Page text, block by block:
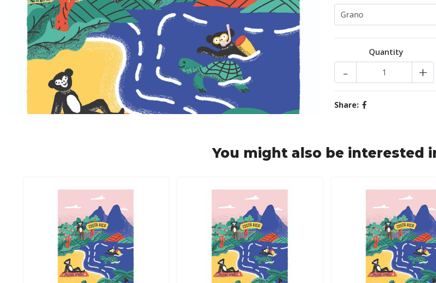
Quantity
+
-
Share:
You might also be interested